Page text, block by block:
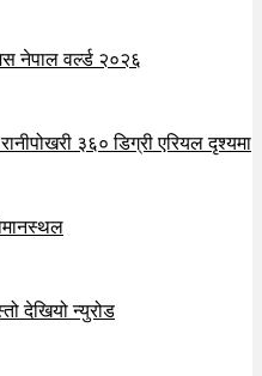
नेपाल वर्ल्ड २०२६
३६० डिग्री एरियल दृश्यमा
देखियो न्युरोड